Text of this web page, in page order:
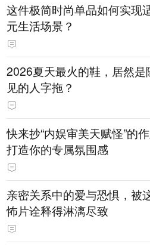
这件极简时尚单品如何实现
元生活场景？
2026夏天最火的鞋，居然是
见的人字拖？
快来抄“内娱审美天赋怪”的作
打造你的专属氛围感
亲密关系中的爱与恐惧，被
怖片诠释得淋漓尽致